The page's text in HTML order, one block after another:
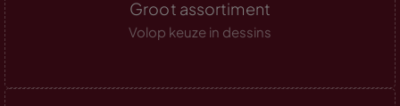
Groot assortiment
Volop keuze in dessins